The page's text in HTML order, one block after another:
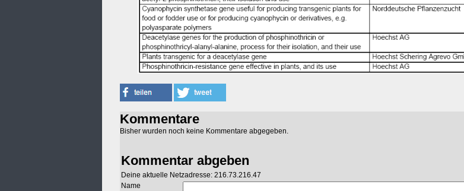
Kommentare
Bisher wurden noch keine Kommentare abgegeben.
Kommentar abgeben
Deine aktuelle Netzadresse: 216.73.216.47
Name